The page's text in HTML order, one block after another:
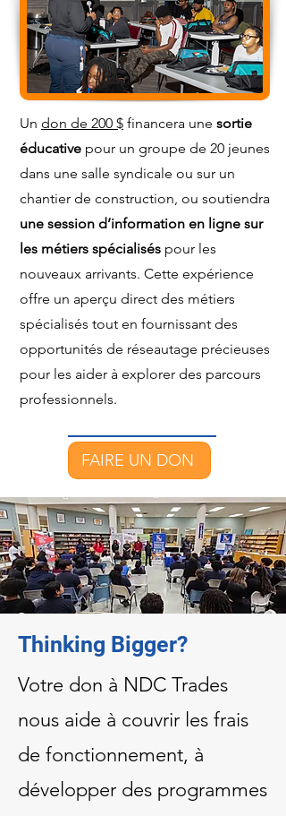
Un don de 200 $ financera une sortie
éducative pour un groupe de 20 jeunes
dans une salle syndicale ou sur un
chantier de construction, ou soutiendra
une session d’information en ligne sur
les métiers spécialisés pour les
nouveaux arrivants. Cette expérience
offre un aperçu direct des métiers
spécialisés tout en fournissant des
opportunités de réseautage précieuses
pour les aider à explorer des parcours
professionnels.
FAIRE UN DON
Thinking Bigger?
Votre don à NDC Trades
nous aide à couvrir les frais
de fonctionnement, à
développer des programmes